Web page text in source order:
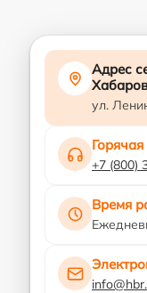
Адрес
ул.
+7 (800)
Время